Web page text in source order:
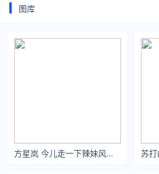
图库
方星岚 今儿走一下辣妹风～ 白色针织套装还是要漏点腰好看